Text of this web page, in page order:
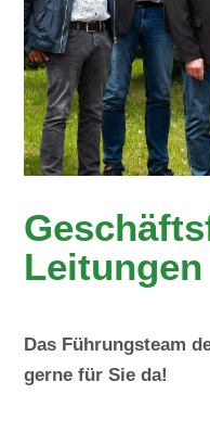
Leitungen
Das Führungsteam
gerne für Sie da!